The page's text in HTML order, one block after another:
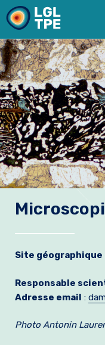
Le Laboratoire
Recherche
Instrumentation
Actualités
Formation et
Site géographique
Responsable
Adresse email :
Photo Antonin